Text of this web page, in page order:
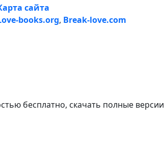
сайта
books.org, Break-love.com
бесплатно, скачать полные версии